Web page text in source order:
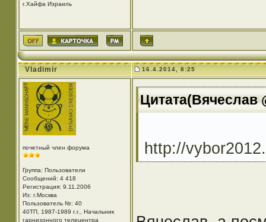
г.Хайфа Израиль
Vladimir 16.4.2014, 8:25
почетный член форума
Группа: Пользователи
Сообщений: 4 418
Регистрация: 9.11.2006
Из: г.Москва
Пользователь №: 40
40ТП, 1987-1989 г.г., Начальник
гарнизонного телецентра
Цитата(Вячеслав
http://